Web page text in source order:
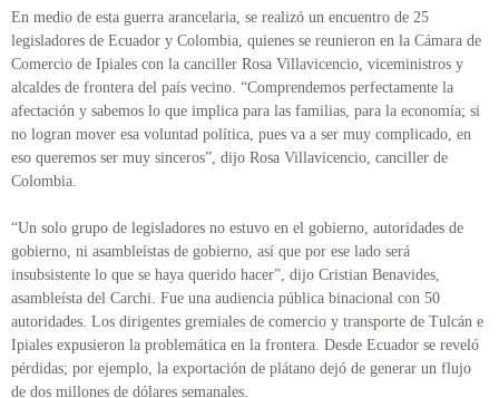
En medio de esta guerra arancelaria, se realizó un encuentro de 25
legisladores de Ecuador y Colombia, quienes se reunieron en la Cámara de
Comercio de Ipiales con la canciller Rosa Villavicencio, viceministros y
alcaldes de frontera del país vecino. “Comprendemos perfectamente la
afectación y sabemos lo que implica para las familias, para la economía; si
no logran mover esa voluntad política, pues va a ser muy complicado, en
eso queremos ser muy sinceros”, dijo Rosa Villavicencio, canciller de
Colombia.
“Un solo grupo de legisladores no estuvo en el gobierno, autoridades de
gobierno, ni asambleístas de gobierno, así que por ese lado será
insubsistente lo que se haya querido hacer”, dijo Cristian Benavides,
asambleísta del Carchi. Fue una audiencia pública binacional con 50
autoridades. Los dirigentes gremiales de comercio y transporte de Tulcán e
Ipiales expusieron la problemática en la frontera. Desde Ecuador se reveló
pérdidas; por ejemplo, la exportación de plátano dejó de generar un flujo
de dos millones de dólares semanales.